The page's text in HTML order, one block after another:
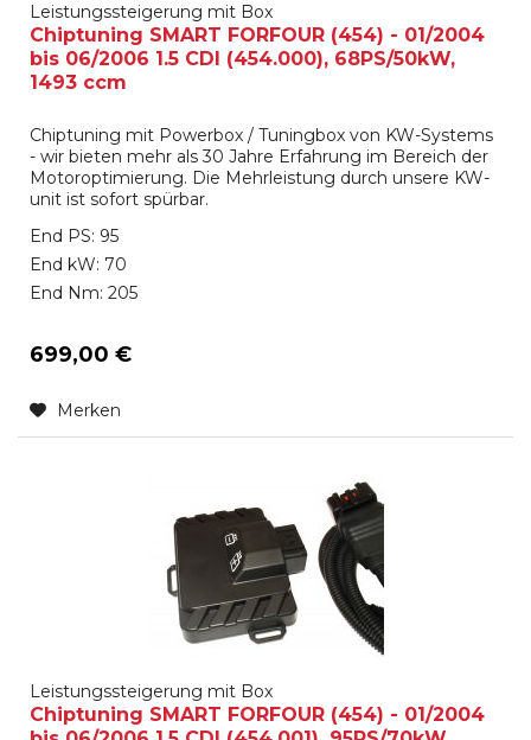
Leistungssteigerung mit Box
Chiptuning SMART FORFOUR (454) - 01/2004
bis 06/2006 1.5 CDI (454.000), 68PS/50kW,
1493 ccm
Chiptuning mit Powerbox / Tuningbox von KW-Systems
- wir bieten mehr als 30 Jahre Erfahrung im Bereich der
Motoroptimierung. Die Mehrleistung durch unsere KW-
unit ist sofort spürbar.
End PS: 95
End kW: 70
End Nm: 205
699,00 €
Merken
Leistungssteigerung mit Box
Chiptuning SMART FORFOUR (454) - 01/2004